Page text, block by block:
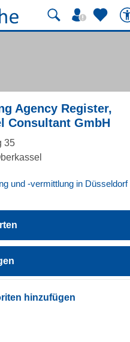
Agency Register,
Consultant GmbH
35
und -vermittlung in Düsseldorf
hinzufügen